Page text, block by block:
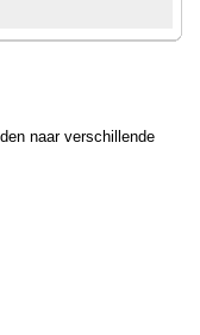
naar verschillende